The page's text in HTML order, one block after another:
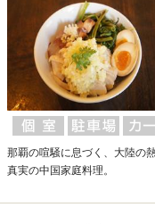
那覇の喧騒に息づく、大陸の
真実の中国家庭料理。